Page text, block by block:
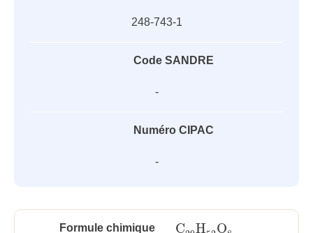
248-743-1
Code SANDRE
-
Numéro CIPAC
-
Formule chimique C H O
C29H52O8